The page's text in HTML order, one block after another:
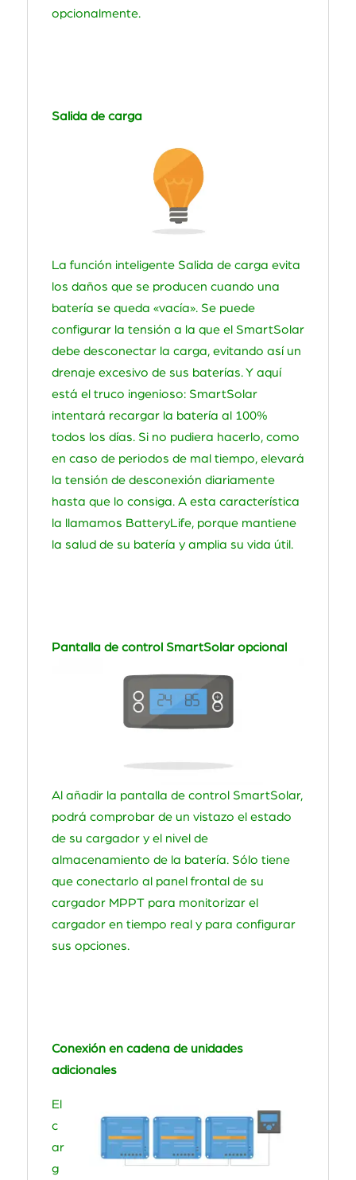
opcionalmente.
Salida de carga
La función inteligente Salida de carga evita
los daños que se producen cuando una
batería se queda «vacía». Se puede
configurar la tensión a la que el SmartSolar
debe desconectar la carga, evitando así un
drenaje excesivo de sus baterías. Y aquí
está el truco ingenioso: SmartSolar
intentará recargar la batería al 100%
todos los días. Si no pudiera hacerlo, como
en caso de periodos de mal tiempo, elevará
la tensión de desconexión diariamente
hasta que lo consiga. A esta característica
la llamamos BatteryLife, porque mantiene
la salud de su batería y amplia su vida útil.
Pantalla de control SmartSolar opcional
Al añadir la pantalla de control SmartSolar,
podrá comprobar de un vistazo el estado
de su cargador y el nivel de
almacenamiento de la batería. Sólo tiene
que conectarlo al panel frontal de su
cargador MPPT para monitorizar el
cargador en tiempo real y para configurar
sus opciones.
Conexión en cadena de unidades
adicionales
El
c
ar
g